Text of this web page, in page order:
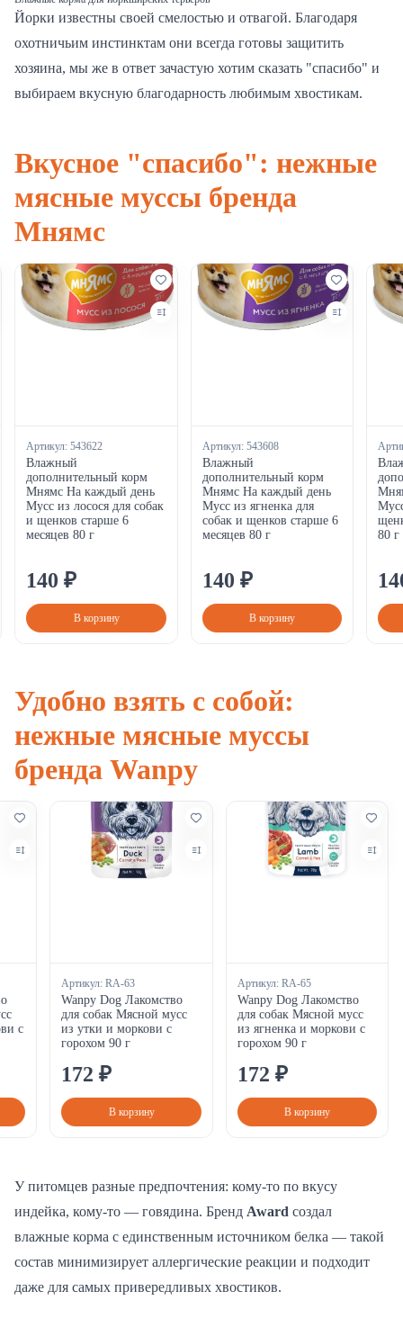
Йорки известны своей смелостью и отвагой. Благодаря
охотничьим инстинктам они всегда готовы защитить
хозяина, мы же в ответ зачастую хотим сказать "спасибо" и
выбираем вкусную благодарность любимым хвостикам.
Вкусное "спасибо": нежные
мясные муссы бренда
Мнямс
Артикул: 543622
Влажный
дополнительный корм
Мнямс На каждый день
Мусс из лосося для собак
и щенков старше 6
месяцев 80 г
140 ₽
В корзину
Артикул: 543608
Влажный
дополнительный корм
Мнямс На каждый день
Мусс из ягненка для
собак и щенков старше 6
месяцев 80 г
140 ₽
В корзину
80 г
Удобно взять с собой:
нежные мясные муссы
бренда Wanpy
с
Артикул:RA-63
Wanpy Dog Лакомство
для собак Мясной мусс
из утки и моркови с
горохом 90 г
172 ₽
В корзину
Артикул: RA-65
Wanpy Dog Лакомство
для собак Мясной мусс
из ягненка и моркови с
горохом 90 г
172 ₽
В корзину
У питомцев разные предпочтения: кому-то по вкусу
индейка, кому-то — говядина. Бренд Award создал
влажные корма с единственным источником белка — такой
состав минимизирует аллергические реакции и подходит
даже для самых привередливых хвостиков.